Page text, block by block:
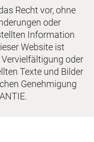
Recht vor, ohne
oder
Information
Website ist
oder
Texte und Bilder
Genehmigung